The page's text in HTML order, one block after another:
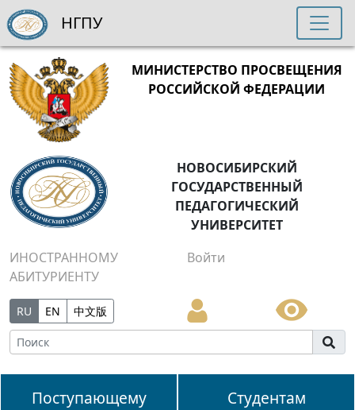
МИНИСТЕРСТВО ПРОСВЕЩЕНИЯ
РОССИЙСКОЙ ФЕДЕРАЦИИ
НОВОСИБИРСКИЙ
ГОСУДАРСТВЕННЫЙ
ПЕДАГОГИЧЕСКИЙ
УНИВЕРСИТЕТ
ИНОСТРАННОМУ
АБИТУРИЕНТУ
Войти
RU EN 中文版
Поступающему Студентам
НГПУ